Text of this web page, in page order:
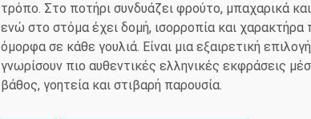
τρόπο. Στο ποτήρι συνδυάζει φρούτο, μπαχαρικά
ενώ στο στόμα έχει δομή, ισορροπία και χαρακτήρα
όμορφα σε κάθε γουλιά. Είναι μια εξαιρετική
γνωρίσουν πιο αυθεντικές ελληνικές εκφράσεις
βάθος, γοητεία και στιβαρή παρουσία.